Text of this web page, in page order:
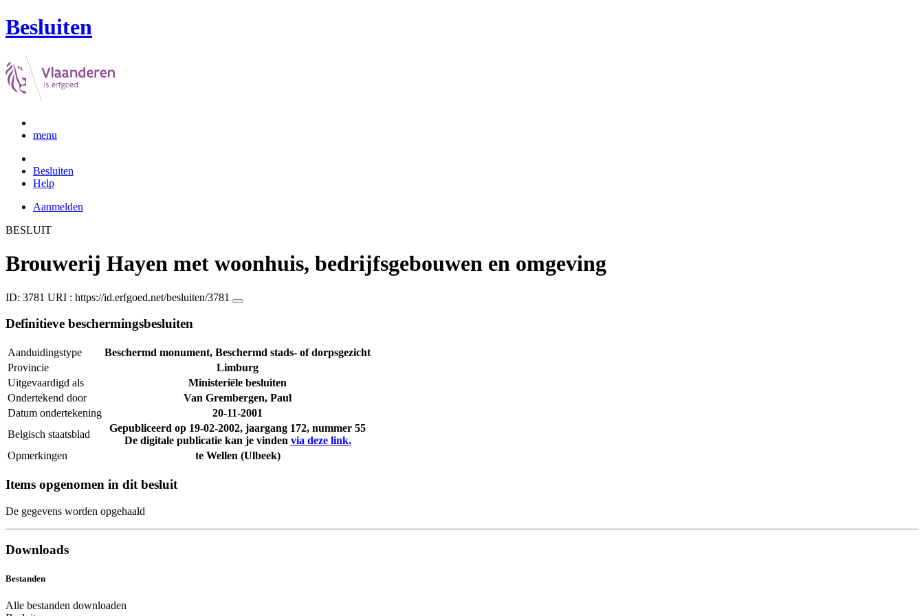
Besluiten
menu
Besluiten
Help
Aanmelden
BESLUIT
Brouwerij Hayen met woonhuis, bedrijfsgebouwen en omgeving
ID: 3781 URI : https://id.erfgoed.net/besluiten/3781
Definitieve beschermingsbesluiten
Aanduidingstype
Beschermd monument, Beschermd stads- of dorpsgezicht
Provincie
Limburg
Uitgevaardigd als
Ministeriële besluiten
Ondertekend door
Van Grembergen, Paul
Datum ondertekening
20-11-2001
Belgisch staatsblad
Gepubliceerd op 19-02-2002, jaargang 172, nummer 55
De digitale publicatie kan je vinden via deze link.
Opmerkingen
te Wellen (Ulbeek)
Items opgenomen in dit besluit
De gegevens worden opgehaald
Downloads
Bestanden
Alle bestanden downloaden